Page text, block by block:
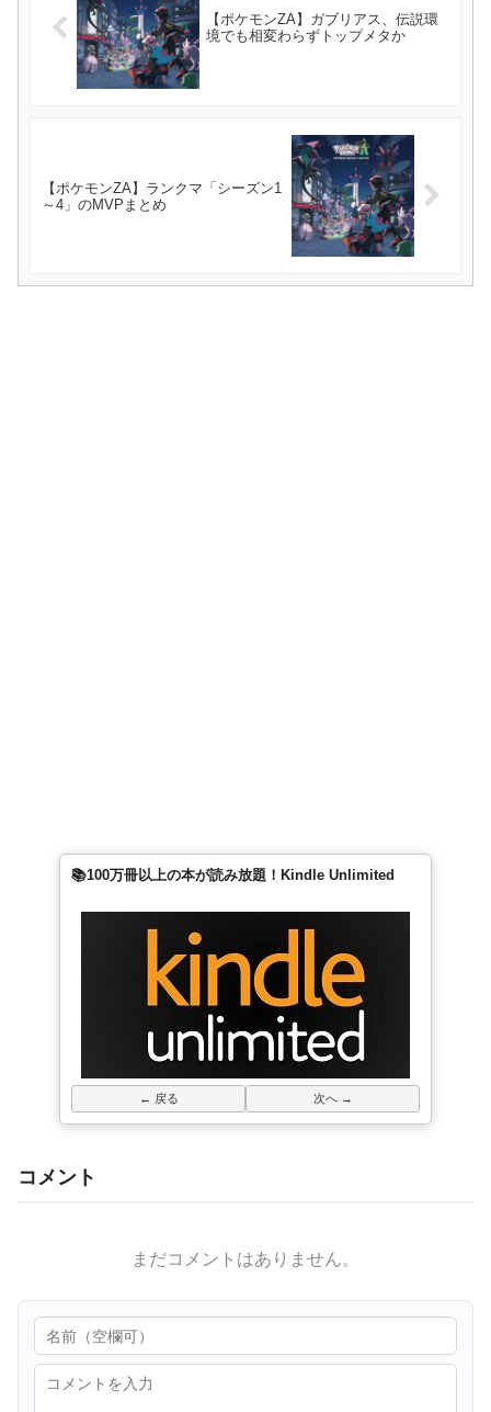
【ポケモンZA】ガブリアス、伝説環
境でも相変わらずトップメタか
【ポケモンZA】ランクマ「シーズン1
～4」のMVPまとめ
📚100万冊以上の本が読み放題！Kindle Unlimited
← 戻る 次へ →
コメント
まだコメントはありません。